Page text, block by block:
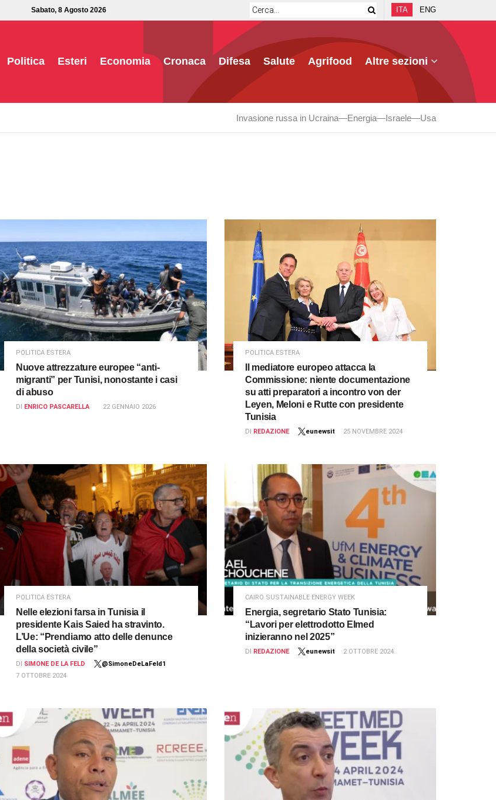
Sabato, 8 Agosto 2026 ITA ENG
Politica Esteri Economia Cronaca Difesa Salute Agrifood Altre sezioni
Invasione russa in Ucraina Energia Israele Usa
POLITICA ESTERA
Nuove attrezzature europee “anti-
migranti” per Tunisi, nonostante i casi
di abuso
DI ENRICO PASCARELLA 22 GENNAIO 2026
POLITICA ESTERA
Il mediatore europeo attacca la
Commissione: niente documentazione
su atti preparatori a incontro von der
Leyen, Meloni e Rutte con presidente
Tunisia
DI REDAZIONE eunewsit 25 NOVEMBRE 2024
POLITICA ESTERA
Nelle elezioni farsa in Tunisia il
presidente Kais Saied ha stravinto.
L’Ue: “Prendiamo atto delle denunce
della società civile”
DI SIMONE DE LA FELD
@SimoneDeLaFeld1
7 OTTOBRE 2024
CAIRO SUSTAINABLE ENERGY WEEK
Energia, segretario Stato Tunisia:
“Lavori per elettrodotto Elmed
inizieranno nel 2025”
DI REDAZIONE eunewsit 2 OTTOBRE 2024